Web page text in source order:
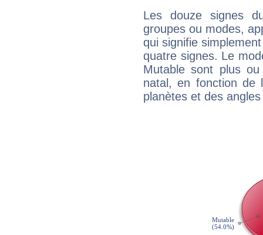
Les douze signes
groupes ou modes,
qui signifie
quatre signes. Le
Mutable sont plus
natal, en fonction de
planètes et des